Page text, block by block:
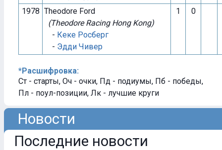
1978 Theodore Ford
(Theodore Racing Hong Kong)
- Кеке Росберг
- Эдди Чивер
1 0
*Расшифровка:
Ст - старты, Оч - очки, Пд - подиумы, Пб - победы,
Пл - поул-позиции, Лк - лучшие круги
Новости
Последние новости